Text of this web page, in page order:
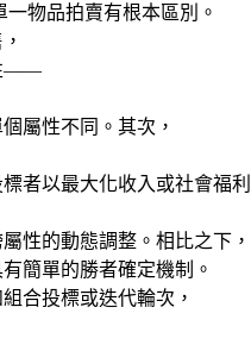
物品拍賣有根本區別。
——
屬性不同。其次，
者以最大化收入或社會福利
性的動態調整。相比之下，
簡單的勝者確定機制。
合投標或迭代輪次，